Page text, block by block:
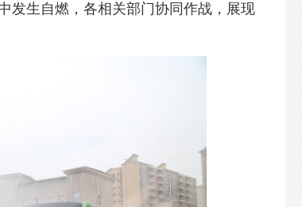
发生自燃，各相关部门协同作战，展现